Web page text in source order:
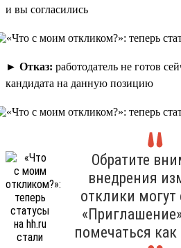
и вы согласились
► Отказ: работодатель не готов
кандидата на данную позицию
Обратите
внедрения
отклики могут
помечаться как